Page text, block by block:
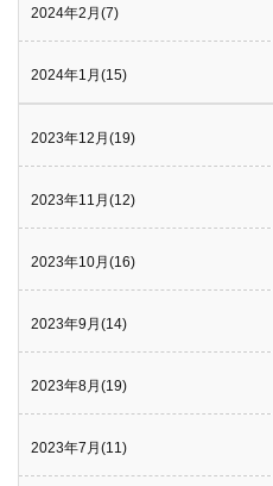
2024年2月(7)
2024年1月(15)
2023年12月(19)
2023年11月(12)
2023年10月(16)
2023年9月(14)
2023年8月(19)
2023年7月(11)